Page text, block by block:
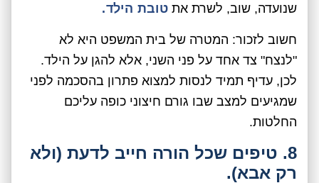
שנועדה, שוב, לשרת את טובת הילד.
חשוב לזכור: המטרה של בית המשפט היא לא
"לנצח" צד אחד על פני השני, אלא להגן על הילד.
לכן, עדיף תמיד לנסות למצוא פתרון בהסכמה לפני
שמגיעים למצב שבו גורם חיצוני כופה עליכם
החלטות.
8. טיפים שכל הורה חייב לדעת (ולא
רק אבא).